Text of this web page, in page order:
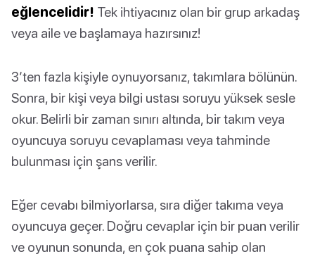
eğlencelidir! Tek ihtiyacınız olan bir grup arkadaş
veya aile ve başlamaya hazırsınız!
3’ten fazla kişiyle oynuyorsanız, takımlara bölünün.
Sonra, bir kişi veya bilgi ustası soruyu yüksek sesle
okur. Belirli bir zaman sınırı altında, bir takım veya
oyuncuya soruyu cevaplaması veya tahminde
bulunması için şans verilir.
Eğer cevabı bilmiyorlarsa, sıra diğer takıma veya
oyuncuya geçer. Doğru cevaplar için bir puan verilir
ve oyunun sonunda, en çok puana sahip olan